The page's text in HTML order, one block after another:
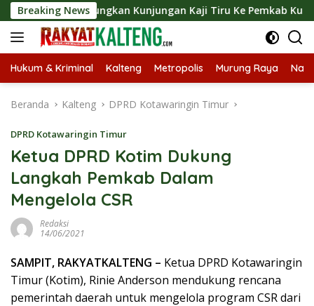
Langsung
ke
konten
Breaking NewsKunjungan Kaji Tiru Ke Pemkab Kulon Progo
Hukum & Kriminal Kalteng Metropolis Murung Raya
Beranda Kalteng DPRD Kotawaringin Timur
DPRD Kotawaringin Timur
Ketua DPRD Kotim Dukung
Langkah Pemkab Dalam
Mengelola CSR
Redaksi
14/06/2021
SAMPIT, RAKYATKALTENG – Ketua DPRD Kotawaringin
Timur (Kotim), Rinie Anderson mendukung rencana
pemerintah daerah untuk mengelola program CSR dari